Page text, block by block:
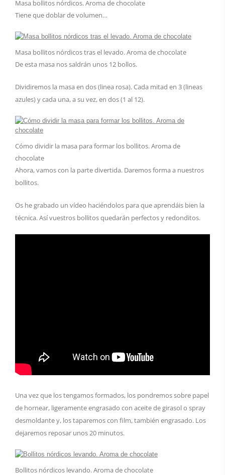
Masa bollitos nórdicos. Aroma de chocolate
Tiene que doblar de volumen…
Masa bollitos nórdicos tras el levado. Aroma de chocolate
De esta masa nos saldrán unos 12 bollos.
Dividiremos la masa en dos (linea rosa). Cada mitad en 3 (lineas
azules) y cada una, a su vez, en dos (1 al 12).
Cómo dividir la masa para formar los bollitos. Aroma de
chocolate
Ahora, vamos con la parte divertida. Daremos forma a nuestros
bollitos.
Os he grabado un vídeo haciéndolos para que aprendáis bien la
técnica. Así vuestros bollitos quedarán perfectos y redonditos.
Una vez que los tengamos formados, los pondremos sobre papel
de hornear, ligeramente engrasado con aceite de girasol o spray
desmoldante y, los taparemos con film, también engrasado. Los
dejaremos reposar unos 20 minutos.
Bollitos nórdicos levando. Aroma de chocolate